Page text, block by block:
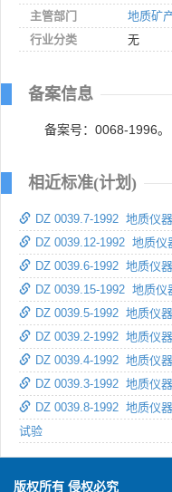
主管部门
地质矿
行业分类
无
备案信息
备案号：0068-1996。
相近标准(计划)
DZ 0039.7-1992 地质仪
DZ 0039.12-1992 地质
DZ 0039.6-1992 地质仪
DZ 0039.15-1992 地质
DZ 0039.5-1992 地质仪
DZ 0039.2-1992 地质仪
DZ 0039.4-1992 地质仪
DZ 0039.3-1992 地质仪
DZ 0039.8-1992 地质仪
试验
版权所有 侵权必究